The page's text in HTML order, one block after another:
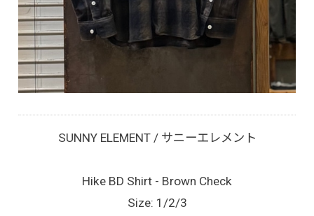
SUNNY ELEMENT / サニーエレメント
Hike BD Shirt - Brown Check
Size: 1/2/3